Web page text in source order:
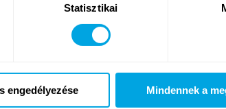
Statisztikai
engedélyezése Mindennek a
ÚJ TARTALOM